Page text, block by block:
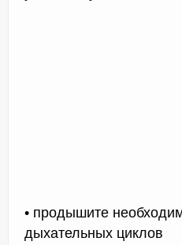
• продышите
дыхательных циклов